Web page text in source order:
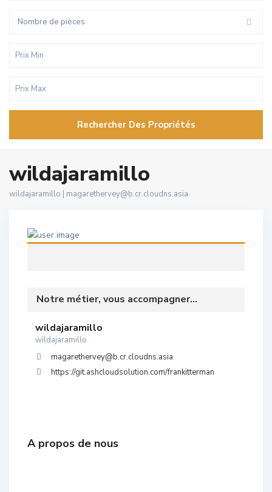
Nombre de pièces
Rechercher Des Propriétés
wildajaramillo
wildajaramillo | magarethervey@b.cr.cloudns.asia
Notre métier, vous accompagner...
wildajaramillo
wildajaramillo
magarethervey@b.cr.cloudns.asia
https://git.ashcloudsolution.com/frankitterman
A propos de nous